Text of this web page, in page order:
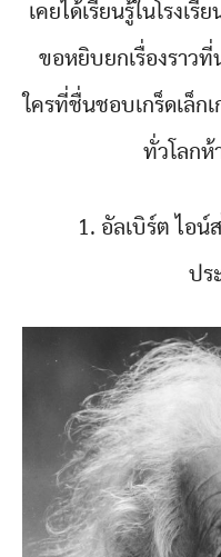
เคยได้เรียนรู้ในโรงเ
ขอหยิบยกเรื่องราวที่
ใครที่ชื่นชอบเกร็ดเล็ก
ทั่วโลกห้
1. อัลเบิร์ต ไอน์
ปร